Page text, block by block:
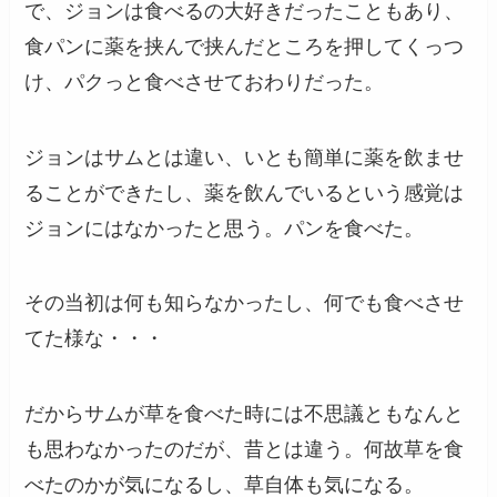
で、ジョンは食べるの大好きだったこともあり、
食パンに薬を挟んで挟んだところを押してくっつ
け、パクっと食べさせておわりだった。
ジョンはサムとは違い、いとも簡単に薬を飲ませ
ることができたし、薬を飲んでいるという感覚は
ジョンにはなかったと思う。パンを食べた。
その当初は何も知らなかったし、何でも食べさせ
てた様な・・・
だからサムが草を食べた時には不思議ともなんと
も思わなかったのだが、昔とは違う。何故草を食
べたのかが気になるし、草自体も気になる。